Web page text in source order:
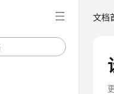
文档